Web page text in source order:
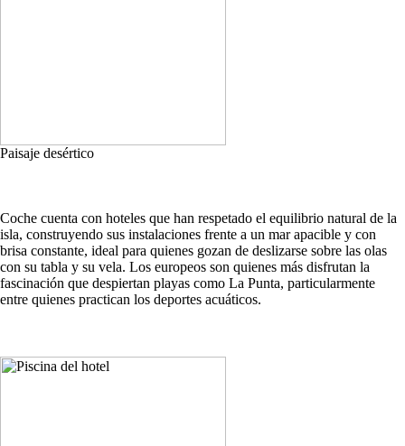
Paisaje desértico
Coche cuenta con hoteles que han respetado el equilibrio natural de la
isla, construyendo sus instalaciones frente a un mar apacible y con
brisa constante, ideal para quienes gozan de deslizarse sobre las olas
con su tabla y su vela. Los europeos son quienes más disfrutan la
fascinación que despiertan playas como La Punta, particularmente
entre quienes practican los deportes acuáticos.